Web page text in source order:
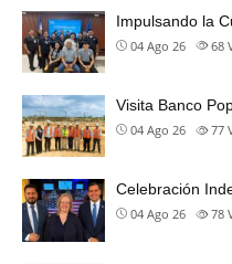
Impulsando la
04 Ago 26 68
Visita Banco
04 Ago 26 77
Celebración
04 Ago 26 78